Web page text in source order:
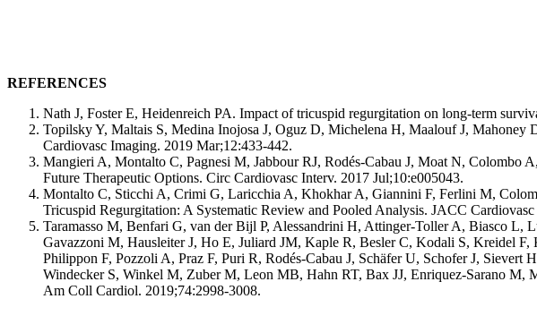
REFERENCES
Nath J, Foster E, Heidenreich PA. Impact of tricuspid regurgitation on long-term
Topilsky Y, Maltais S, Medina Inojosa J, Oguz D, Michelena H, Maalouf J,
Cardiovasc Imaging. 2019 Mar;12:433-442.
Mangieri A, Montalto C, Pagnesi M, Jabbour RJ, Rodés-Cabau J, Moat N, Colombo
Future Therapeutic Options. Circ Cardiovasc Interv. 2017 Jul;10:e005043.
Montalto C, Sticchi A, Crimi G, Laricchia A, Khokhar A, Giannini F, Ferlini M,
Tricuspid Regurgitation: A Systematic Review and Pooled Analysis. JACC
Taramasso M, Benfari G, van der Bijl P, Alessandrini H, Attinger-Toller A, Biasco
Gavazzoni M, Hausleiter J, Ho E, Juliard JM, Kaple R, Besler C, Kodali S, Kreidel
Philippon F, Pozzoli A, Praz F, Puri R, Rodés-Cabau J, Schäfer U, Schofer J,
Windecker S, Winkel M, Zuber M, Leon MB, Hahn RT, Bax JJ, Enriquez-Sarano M,
Am Coll Cardiol. 2019;74:2998-3008.